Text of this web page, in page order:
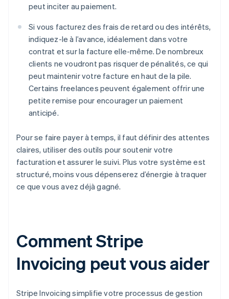
peut inciter au paiement.
Si vous facturez des frais de retard ou des intérêts,
indiquez-le à l’avance, idéalement dans votre
contrat et sur la facture elle-même. De nombreux
clients ne voudront pas risquer de pénalités, ce qui
peut maintenir votre facture en haut de la pile.
Certains freelances peuvent également offrir une
petite remise pour encourager un paiement
anticipé.
Pour se faire payer à temps, il faut définir des attentes
claires, utiliser des outils pour soutenir votre
facturation et assurer le suivi. Plus votre système est
structuré, moins vous dépenserez d’énergie à traquer
ce que vous avez déjà gagné.
Comment Stripe
Invoicing peut vous aider
Stripe Invoicing simplifie votre processus de gestion